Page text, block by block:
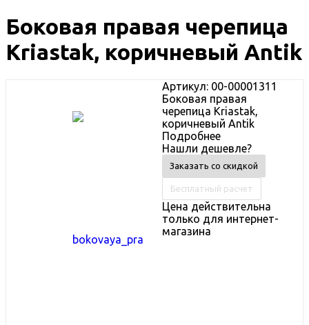
Боковая правая черепица
Kriastak, коричневый Antik
Артикул: 00-00001311
Боковая правая
черепица Kriastak,
коричневый Antik
Подробнее
Нашли дешевле?
Заказать со скидкой
Бесплатный расчет
Цена действительна
только для интернет-
магазина